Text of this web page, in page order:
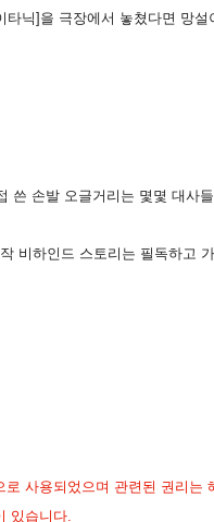
닉]을 극장에서 놓쳤다면 망
쓴 손발 오글거리는 몇몇 대사
비하인드 스토리는 필독하고
사용되었으며 관련된 권리는
있습니다.